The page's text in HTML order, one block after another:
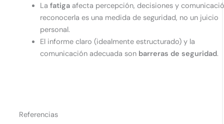
Lafatiga afecta percepción, decisiones y
reconocerla es una medida de seguridad, no un juicio
personal.
El informe claro (idealmente estructurado) y la
comunicación adecuada son barreras de seguridad.
Referencias